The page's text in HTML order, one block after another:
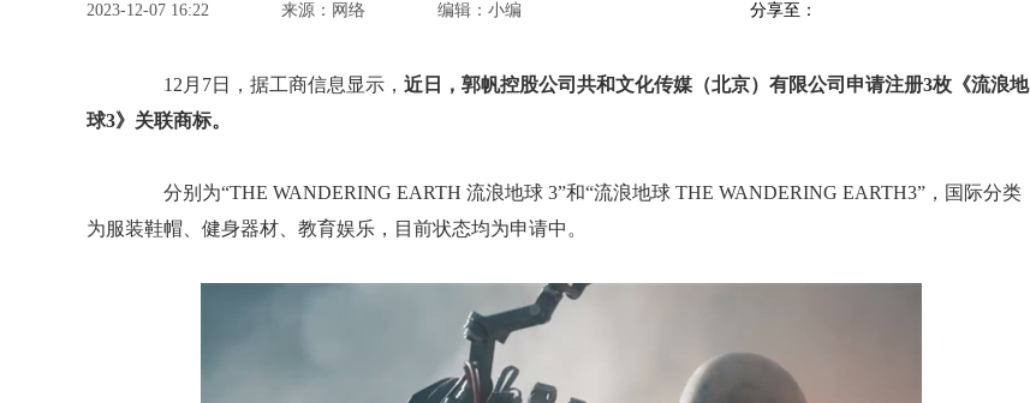
2023-12-07 16:22 来源：网络 编辑：小编 分享至：
12月7日，据工商信息显示， 近日，郭帆控股公司共和文化传媒（北京）有限公司申请注册3枚《流浪地
球3》关联商标。
分别为“THE WANDERING EARTH 流浪地球 3”和“流浪地球 THE WANDERING EARTH3”，国际分类
为服装鞋帽、健身器材、教育娱乐，目前状态均为申请中。